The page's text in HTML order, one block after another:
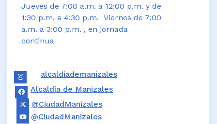
Jueves de 7:00 a.m. a 12:00 p.m. y de
1:30 p.m. a 4:30 p.m. Viernes de 7:00
a.m. a 3:00 p.m. , en jornada
continua
alcaldiademanizales
Alcaldía de Manizales
@CiudadManizales
@CiudadManizales